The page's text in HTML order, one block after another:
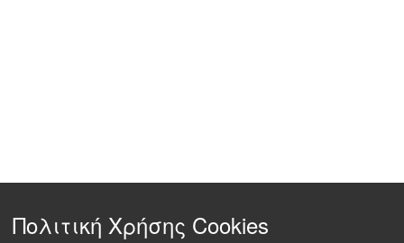
Πολιτική Χρήσης Cookies